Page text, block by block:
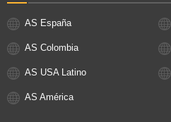
AS España
AS Colombia
AS USA Latino
AS América